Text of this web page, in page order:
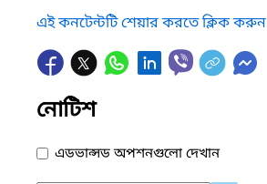
এই কনটেন্টটি শেয়ার করতে ক্লিক করুন
নোটিশ
এডভান্সড অপশনগুলো দেখান